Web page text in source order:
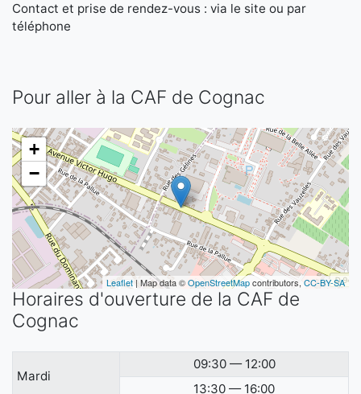
Contact et prise de rendez-vous : via le site ou par
téléphone
Pour aller à la CAF de Cognac
+
−
Leaflet| Map data ©OpenStreetMapcontributors, CC-BY-SA
Horaires d'ouverture de la CAF de
Cognac
Mardi
09:30 — 12:00
13:30 — 16:00